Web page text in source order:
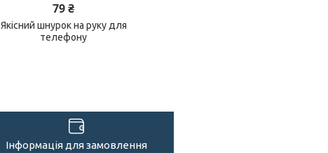
79 ₴
Якісний шнурок на руку для
телефону
Інформація для замовлення